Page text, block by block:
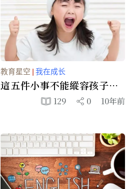
教育星空 |我在成长
這五件小事不能縱容孩子
129 0 10年前